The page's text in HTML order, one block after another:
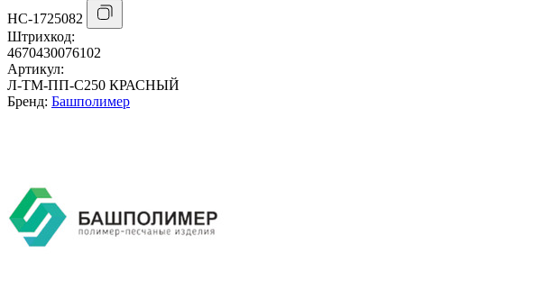
НС-1725082
Штрихкод:
4670430076102
Артикул:
Л-ТМ-ПП-С250 КРАСНЫЙ
Бренд: Башполимер